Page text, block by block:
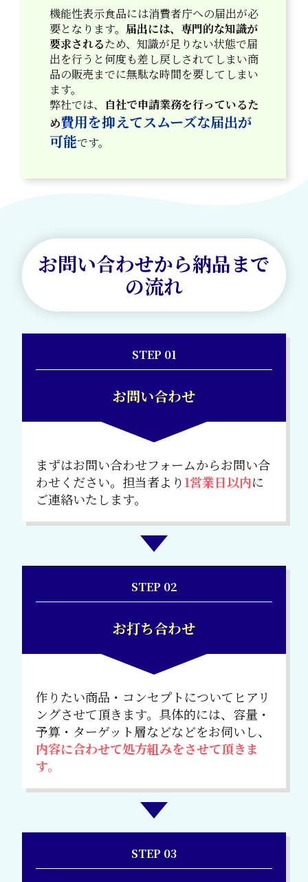
機能性表示食品には消費者庁への届出が必
要となります。 届出には、専門的な知識が
要求されるため、知識が足りない状態で届
出を行うと何度も差し戻しされてしまい商
品の販売までに無駄な時間を要してしまい
ます。
弊社では、
自社で申請業務を行っているた
め費用を抑えてスムーズな届出が
可能です。
お問い合わせから納品まで
の流れ
STEP 01
お問い合わせ
まずはお問い合わせフォームからお問い合
わせください。担当者より1営業日以内に
ご連絡いたします。
STEP 02
お打ち合わせ
作りたい商品・コンセプトについてヒアリ
ングさせて頂きます。具体的には、容量・
予算・ターゲット層などなどをお伺いし、
内容に合わせて処方組みをさせて頂きま
す。
STEP 03